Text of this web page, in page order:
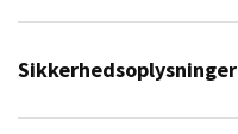
Sikkerhedsoplysninger